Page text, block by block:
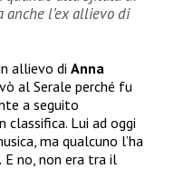
anche l’ex allievo di
allievo di Anna
al Serale perché fu
a seguito
classifica. Lui ad oggi
ma qualcuno l’ha
E no, non era tra il